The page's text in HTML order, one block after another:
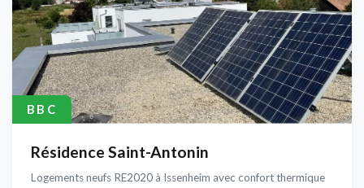
BBC
Résidence Saint-Antonin
Logements neufs RE2020 à Issenheim avec confort thermique